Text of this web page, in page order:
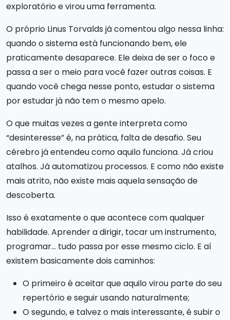
exploratório e virou uma ferramenta.
O próprio Linus Torvalds já comentou algo nessa linha:
quando o sistema está funcionando bem, ele
praticamente desaparece. Ele deixa de ser o foco e
passa a ser o meio para você fazer outras coisas. E
quando você chega nesse ponto, estudar o sistema
por estudar já não tem o mesmo apelo.
O que muitas vezes a gente interpreta como
“desinteresse” é, na prática, falta de desafio. Seu
cérebro já entendeu como aquilo funciona. Já criou
atalhos. Já automatizou processos. E como não existe
mais atrito, não existe mais aquela sensação de
descoberta.
Isso é exatamente o que acontece com qualquer
habilidade. Aprender a dirigir, tocar um instrumento,
programar… tudo passa por esse mesmo ciclo. E aí
existem basicamente dois caminhos:
O primeiro é aceitar que aquilo virou parte do seu
repertório e seguir usando naturalmente;
O segundo, e talvez o mais interessante, é subir o